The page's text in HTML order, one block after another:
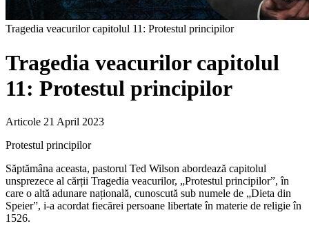
Tragedia veacurilor capitolul 11: Protestul principilor
Tragedia veacurilor capitolul
11: Protestul principilor
Articole 21 April 2023
Protestul principilor
Săptămâna aceasta, pastorul Ted Wilson abordează capitolul
unsprezece al cărții Tragedia veacurilor, „Protestul principilor”, în
care o altă adunare națională, cunoscută sub numele de „Dieta din
Speier”, i-a acordat fiecărei persoane libertate în materie de religie în
1526.